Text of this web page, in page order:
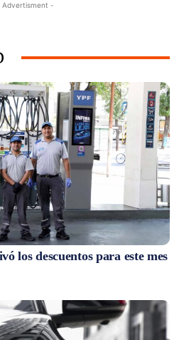
Advertisment -
los descuentos para este mes